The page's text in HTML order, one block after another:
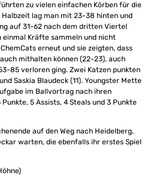
zu vielen einfachen Körben für die
lag man mit 23-38 hinten und
auf 31-62 nach dem dritten Viertel
einmal Kräfte sammeln und nicht
erneut und sie zeigten, dass
mithalten können (22-23), auch
85 verloren ging. Zwei Katzen punkten
Saskia Blaudeck (11). Youngster Mette
im Ballvortrag nach ihren
5 Assists, 4 Steals und 3 Punkte
auf den Weg nach Heidelberg,
warten, die ebenfalls ihr erstes Spiel